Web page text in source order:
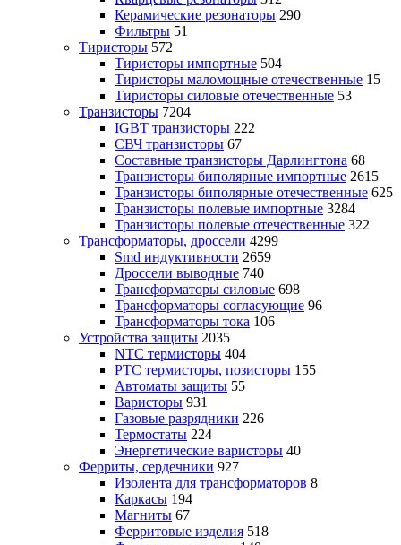
Керамические резонаторы 290
Фильтры 51
Тиристоры 572
Тиристоры импортные 504
Тиристоры маломощные отечественные 15
Тиристоры силовые отечественные 53
Транзисторы 7204
IGBT транзисторы 222
СВЧ транзисторы 67
Составные транзисторы Дарлингтона 68
Транзисторы биполярные импортные 2615
Транзисторы биполярные отечественные 625
Транзисторы полевые импортные 3284
Транзисторы полевые отечественные 322
Трансформаторы, дроссели 4299
Smd индуктивности 2659
Дроссели выводные 740
Трансформаторы силовые 698
Трансформаторы согласующие 96
Трансформаторы тока 106
Устройства защиты 2035
NTC термисторы 404
PTC термисторы, позисторы 155
Автоматы защиты 55
Варисторы 931
Газовые разрядники 226
Термостаты 224
Энергетические варисторы 40
Ферриты, сердечники 927
Изолента для трансформаторов 8
Каркасы 194
Магниты 67
Ферритовые изделия 518